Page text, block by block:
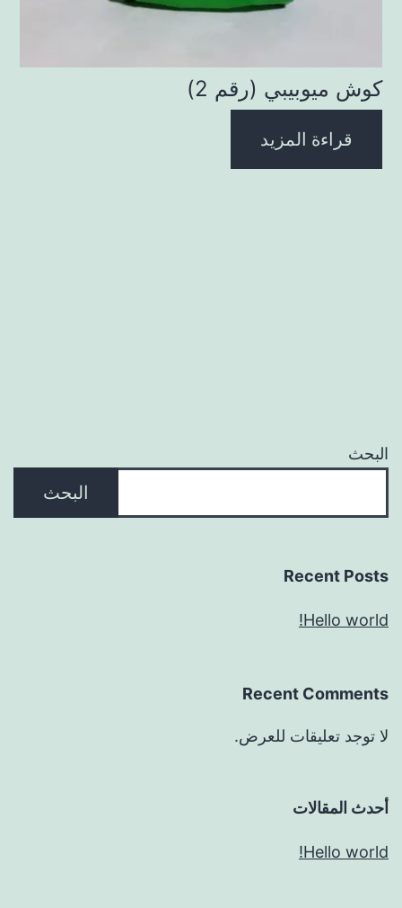
كوش ميوبيبي (رقم 2)
قراءة المزيد
البحث
البحث
Recent Posts
Hello world!
Recent Comments
لا توجد تعليقات للعرض.
أحدث المقالات
Hello world!